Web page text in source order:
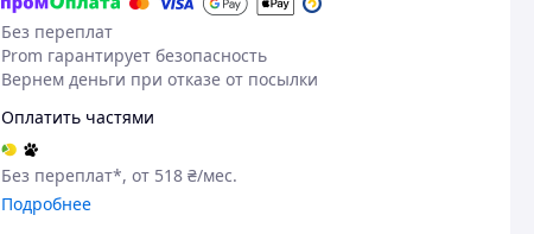
Без переплат
Prom гарантирует безопасность
Вернем деньги при отказе от посылки
Оплатить частями
Без переплат*, от 518 ₴/мес.
Подробнее